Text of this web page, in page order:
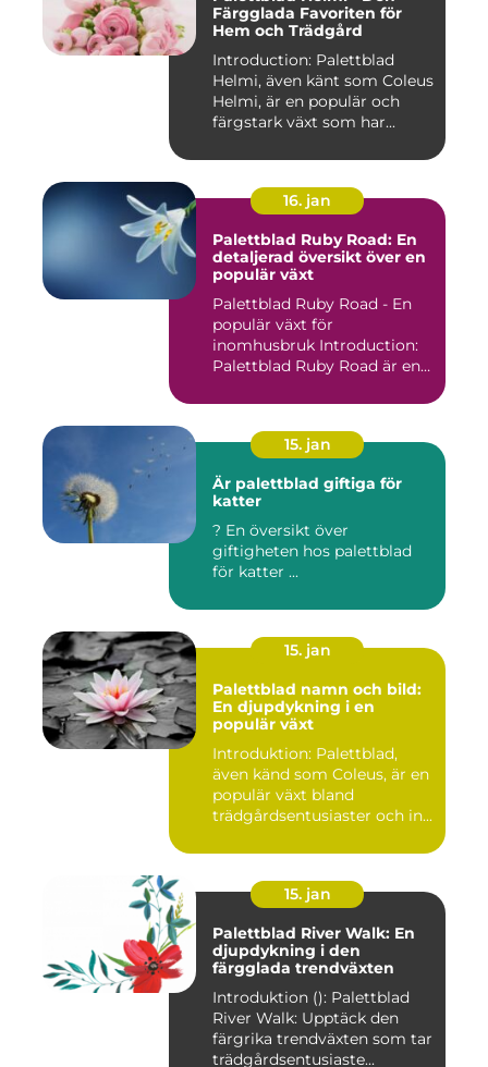
Färgglada Favoriten för
Hem och Trädgård
Introduction: Palettblad
Helmi, även känt som Coleus
Helmi, är en populär och
färgstark växt som har...
16. jan
Palettblad Ruby Road: En
detaljerad översikt över en
populär växt
Palettblad Ruby Road - En
populär växt för
inomhusbruk Introduction:
Palettblad Ruby Road är en
15. jan
Är palettblad giftiga för
katter
? En översikt över
giftigheten hos palettblad
för katter ...
15. jan
Palettblad namn och bild:
En djupdykning i en
populär växt
Introduktion: Palettblad,
även känd som Coleus, är en
populär växt bland
trädgårdsentusiaster och in...
15. jan
Palettblad River Walk: En
djupdykning i den
färgglada trendväxten
Introduktion (): Palettblad
River Walk: Upptäck den
färgrika trendväxten som tar
trädgårdsentusiaste...